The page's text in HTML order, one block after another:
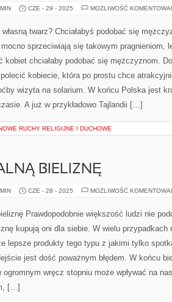
CZE - 29 - 2025 MOŻLIWOŚĆ
twarz? Chciałabyś podobać się
sprzeciwiają się takowym pragnieniom,
kobiet chciałaby podobać się mężczyznom.
kobiecie, która po prostu chce
wizyta na solarium. W końcu Polska jest
A już w przykładowo Tajlandii […]
RUCHY RELIGIJNE I DUCHOWE
BIELIZNĘ
CZE - 28 - 2025 MOŻLIWOŚĆ
Prawdopodobnie większość ludzi nie
kupują oni dla siebie. W wielu przypadkach
lepsze produkty tego typu z jakimi tylko
jest dość poważnym błędem. W końcu
ogromnym wręcz stopniu może wpływać na
[…]